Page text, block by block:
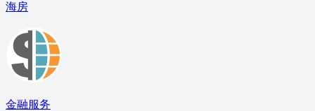
海房
金融服务